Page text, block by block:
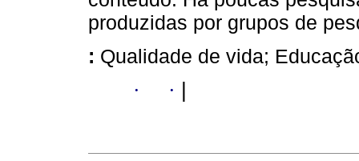
produzidas por grupos de
: Qualidade de vida;
· ·